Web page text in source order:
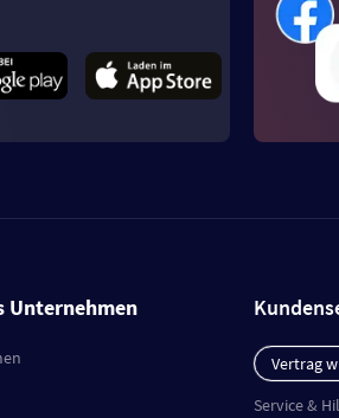
Unternehmen
Vertrag
Service &